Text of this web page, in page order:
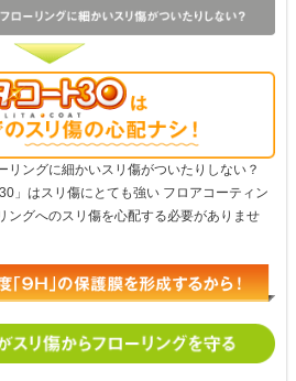
リングに細かいスリ傷がついたりしない？
」はスリ傷にとても強い フロアコーティン
ングへのスリ傷を心配する必要がありませ